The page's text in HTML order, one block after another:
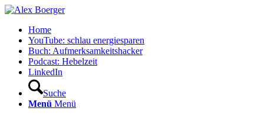
Home
YouTube: schlau energiesparen
Buch: Aufmerksamkeitshacker
Podcast: Hebelzeit
LinkedIn
Suche
Menü Menü